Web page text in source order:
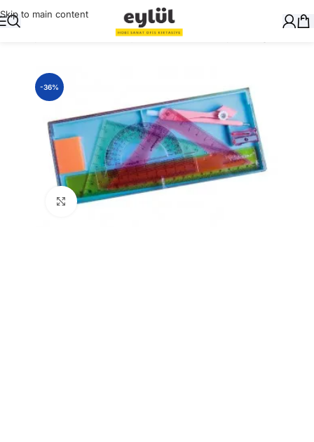
Skip to main content
Masaüstü Gereçler/Cetvelleri, Gönye, Pergel
-36%
Büyütmek için tıklayın